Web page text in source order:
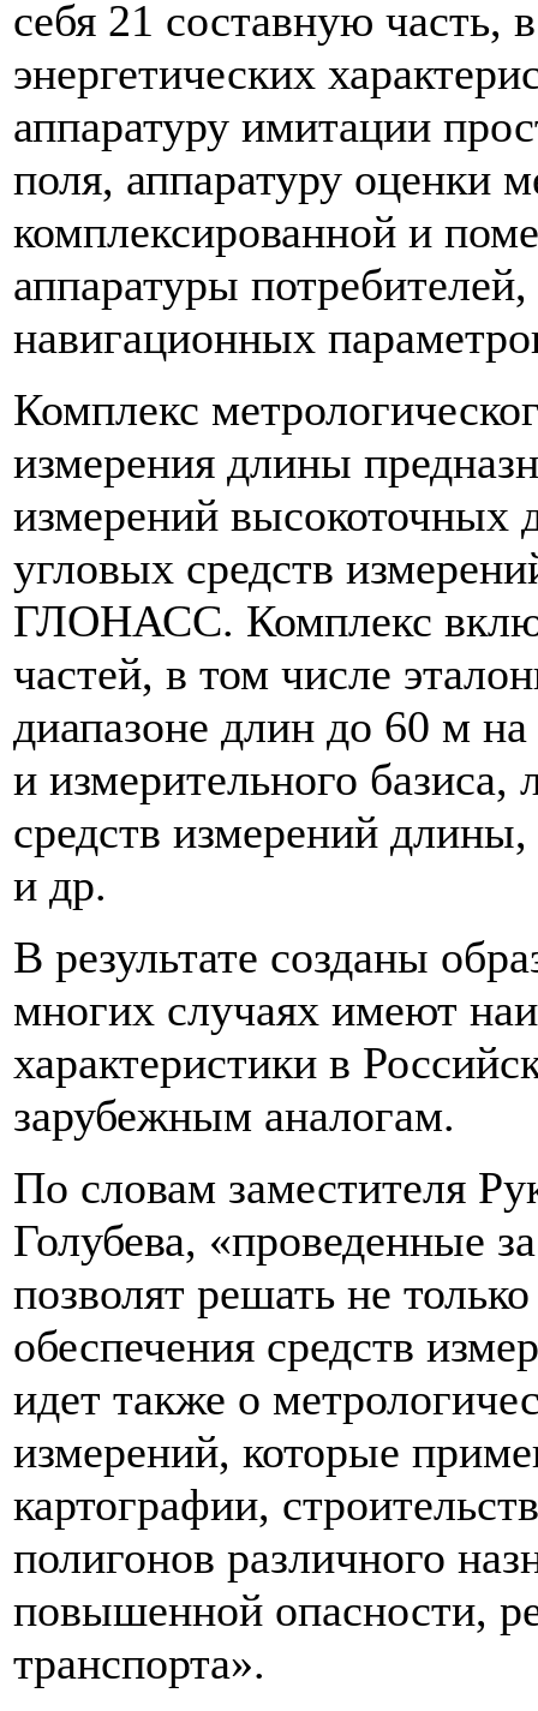
себя 21 составную часть,
энергетических
аппаратуру имитации
поля, аппаратуру оценки
комплексированной и
аппаратуры
навигационных
Комплекс
измерения длины
измерений высокоточных
угловых средств
ГЛОНАСС. Комплекс
частей, в том числе
диапазоне длин до 60 м
и измерительного базиса,
средств измерений
и др.
В результате созданы
многих случаях имеют
характеристики в
зарубежным аналогам.
По словам заместителя
Голубева, «проведенные
позволят решать не
обеспечения средств
идет также о
измерений, которые
картографии,
полигонов различного
повышенной опасности,
транспорта».